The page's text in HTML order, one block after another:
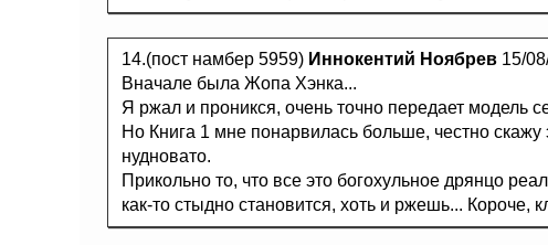
14.(пост намбер 5959) Иннокентий Ноябрев 15/
Вначале была Жопа Хэнка...
Я ржал и проникся, очень точно передает модель
Но Книга 1 мне понарвилась больше, честно
нудновато.
Прикольно то, что все это богохульное дрянцо
как-то стыдно становится, хоть и ржешь...